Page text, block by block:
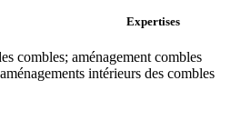
Expertises
combles; aménagement combles
intérieurs des combles